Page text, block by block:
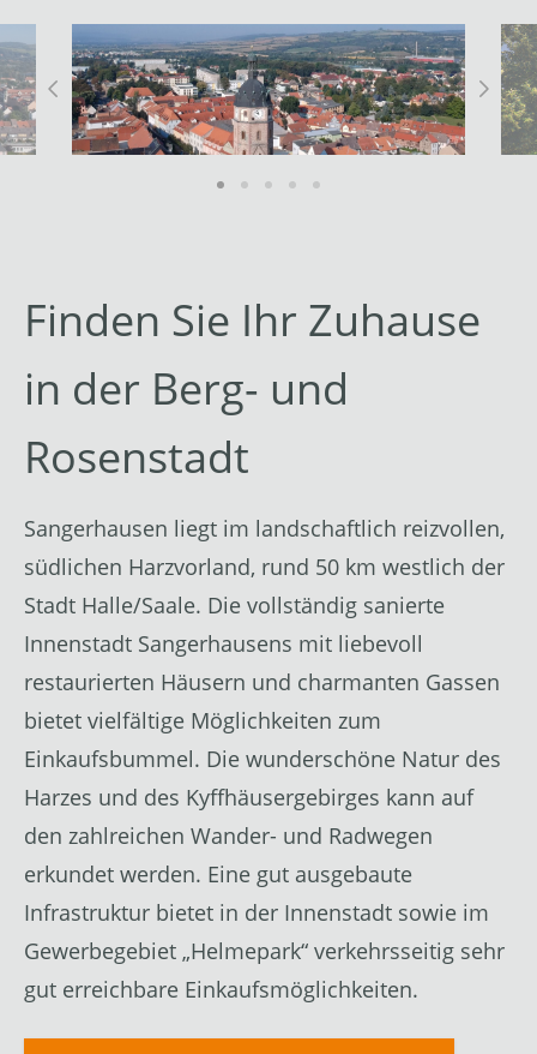
Finden Sie Ihr Zuhause
in der Berg- und
Rosenstadt
Sangerhausen liegt im landschaftlich reizvollen,
südlichen Harzvorland, rund 50 km westlich der
Stadt Halle/Saale. Die vollständig sanierte
Innenstadt Sangerhausens mit liebevoll
restaurierten Häusern und charmanten Gassen
bietet vielfältige Möglichkeiten zum
Einkaufsbummel. Die wunderschöne Natur des
Harzes und des Kyffhäusergebirges kann auf
den zahlreichen Wander- und Radwegen
erkundet werden. Eine gut ausgebaute
Infrastruktur bietet in der Innenstadt sowie im
Gewerbegebiet „Helmepark“ verkehrsseitig sehr
gut erreichbare Einkaufsmöglichkeiten.